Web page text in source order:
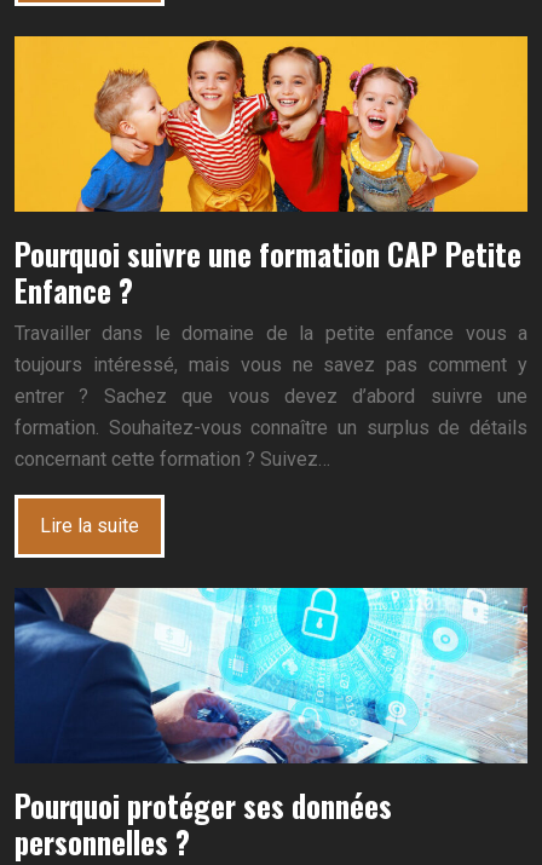
Pourquoi suivre une formation CAP Petite
Enfance ?
Travailler dans le domaine de la petite enfance vous a
toujours intéressé, mais vous ne savez pas comment y
entrer ? Sachez que vous devez d’abord suivre une
formation. Souhaitez-vous connaître un surplus de détails
concernant cette formation ? Suivez…
Lire la suite
Pourquoi protéger ses données
personnelles ?